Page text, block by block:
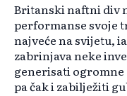
Britanski naftni div
performanse svoje
najveće na svijetu,
zabrinjava neke
generisati
pa čak i zabilježiti